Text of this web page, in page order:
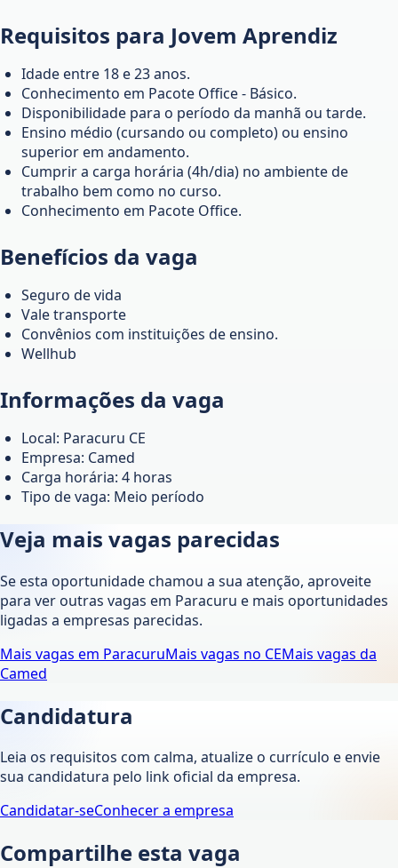
Requisitos para Jovem Aprendiz
Idade entre 18 e 23 anos.
Conhecimento em Pacote Office - Básico.
Disponibilidade para o período da manhã ou tarde.
Ensino médio (cursando ou completo) ou ensino
superior em andamento.
Cumprir a carga horária (4h/dia) no ambiente de
trabalho bem como no curso.
Conhecimento em Pacote Office.
Benefícios da vaga
Seguro de vida
Vale transporte
Convênios com instituições de ensino.
Wellhub
Informações da vaga
Local: Paracuru CE
Empresa: Camed
Carga horária: 4 horas
Tipo de vaga: Meio período
Veja mais vagas parecidas
Se esta oportunidade chamou a sua atenção, aproveite
para ver outras vagas em Paracuru e mais oportunidades
ligadas a empresas parecidas.
Mais vagas em ParacuruMais vagas no CEMais vagas da
Camed
Candidatura
Leia os requisitos com calma, atualize o currículo e envie
sua candidatura pelo link oficial da empresa.
Candidatar-seConhecer a empresa
Compartilhe esta vaga